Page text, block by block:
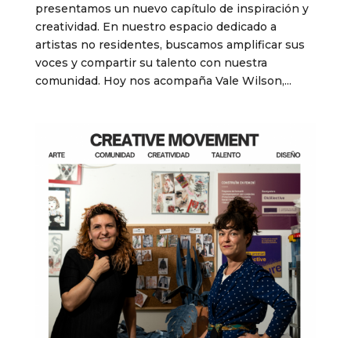
presentamos un nuevo capítulo de inspiración y
creatividad. En nuestro espacio dedicado a
artistas no residentes, buscamos amplificar sus
voces y compartir su talento con nuestra
comunidad. Hoy nos acompaña Vale Wilson,...